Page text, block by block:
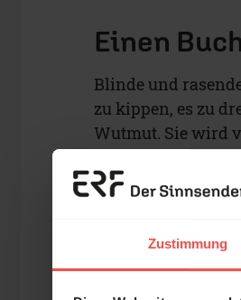
Zustimmung
Einen
Blinde und
zu kippen, es zu
Wutmut. Sie wird
Liebe. Mit ihr
Mutanfall